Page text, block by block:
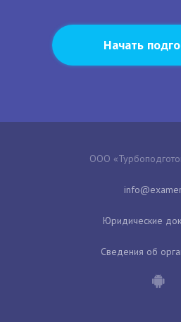
Начать
ООО
Юридические
Сведения об